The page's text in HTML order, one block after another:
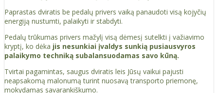
Paprastas dviratis be pedalų privers vaiką panaudoti visą kojyčių
energiją nustumti, palaikyti ir stabdyti.
Pedalų trūkumas privers mažylį visą dėmesį sutelkti į važiavimo
kryptį, ko dėka jis nesunkiai įvaldys sunkią pusiausvyros
palaikymo techniką subalansuodamas savo kūną.
Tvirtai pagamintas, saugus dviratis leis Jūsų vaikui pajusti
neapsakomą malonumą turint nuosavą transporto priemonę,
mokydamas savarankiškumo.